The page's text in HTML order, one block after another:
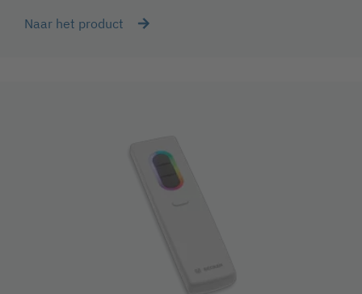
Naar het product